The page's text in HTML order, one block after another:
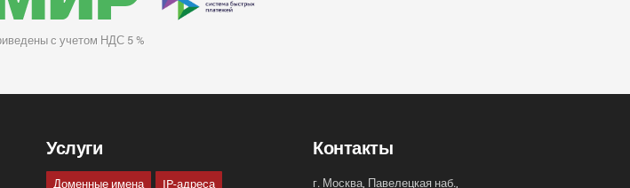
с учетом НДС 5 %
Услуги
Доменные имена IP-адреса
Контакты
г. Москва, Павелецкая наб.,